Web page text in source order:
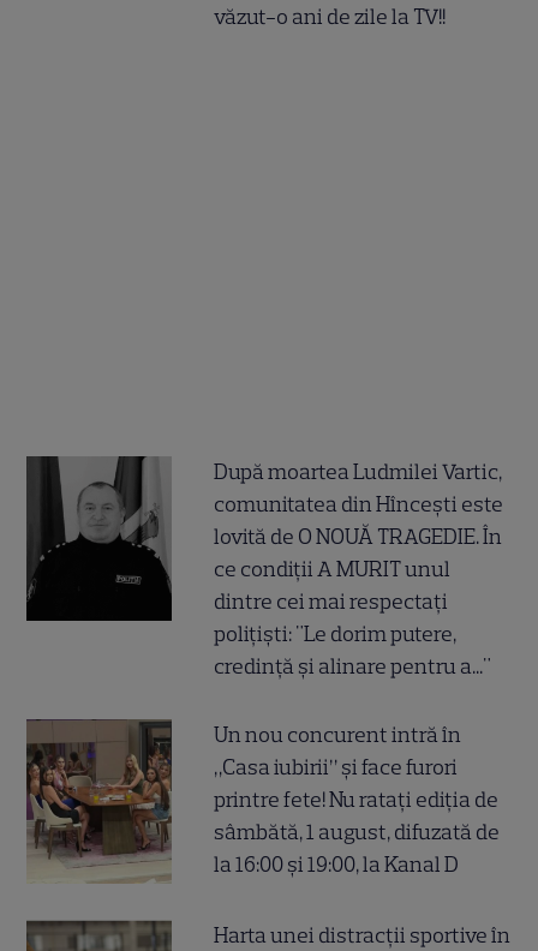
văzut-o ani de zile la TV!!
După moartea Ludmilei Vartic,
comunitatea din Hîncești este
lovită de O NOUĂ TRAGEDIE. În
ce condiții A MURIT unul
dintre cei mai respectați
polițiști: "Le dorim putere,
credință și alinare pentru a..."
Un nou concurent intră în
„Casa iubirii” și face furori
printre fete! Nu ratați ediția de
sâmbătă, 1 august, difuzată de
la 16:00 și 19:00, la Kanal D
Harta unei distracții sportive în